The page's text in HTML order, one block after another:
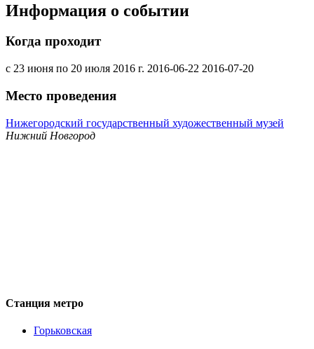
Информация о событии
Когда проходит
с 23 июня по 20 июля 2016 г. 2016-06-22 2016-07-20
Место проведения
Нижегородский государственный художественный музей
Нижний Новгород
Станция метро
Горьковская